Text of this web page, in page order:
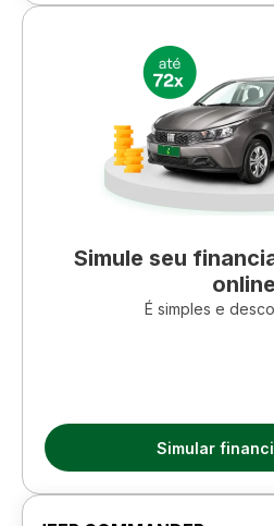
Simule seu
online
É simples e
Simular